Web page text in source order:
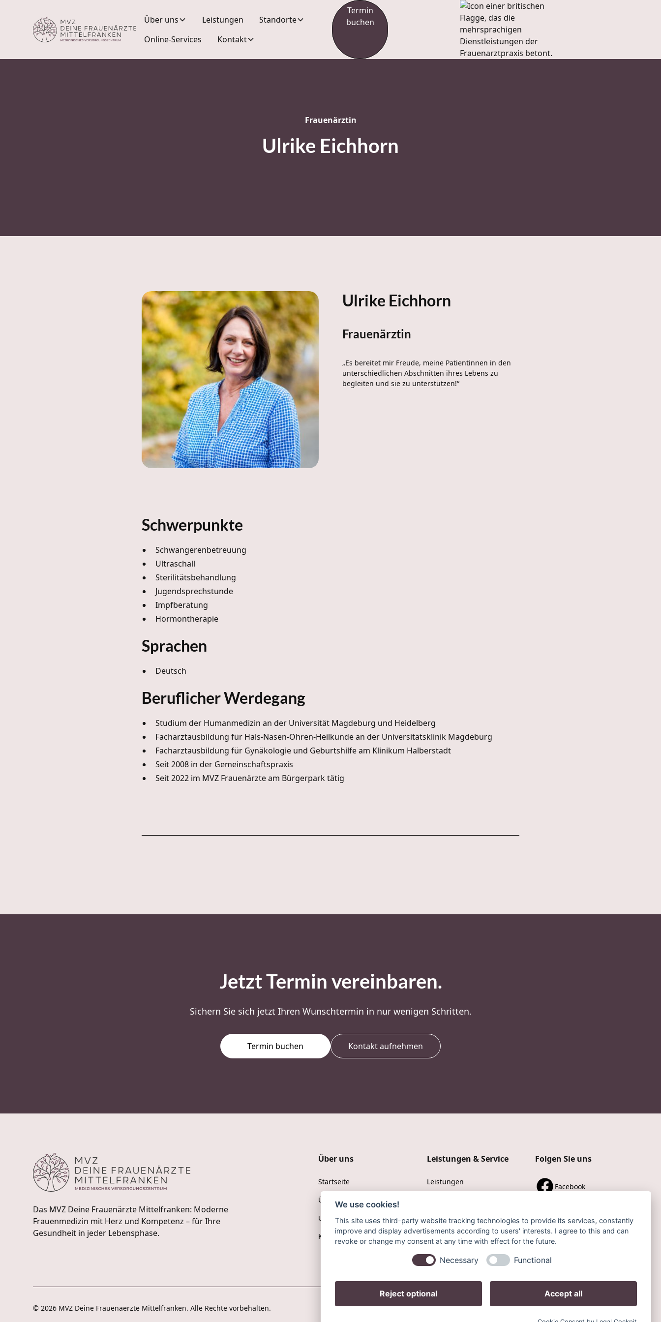
Über uns Leistungen
Standorte
Online-Services
Kontakt
Termin
buchen
Frauenärztin
Ulrike Eichhorn
Ulrike Eichhorn
Frauenärztin
„Es bereitet mir Freude, meine Patientinnen in den
unterschiedlichen Abschnitten ihres Lebens zu
begleiten und sie zu unterstützen!“
Schwerpunkte
Schwangerenbetreuung
Ultraschall
Sterilitätsbehandlung
Jugendsprechstunde
Impfberatung
Hormontherapie
Sprachen
Deutsch
Beruflicher Werdegang
Studium der Humanmedizin an der Universität Magdeburg und Heidelberg
Facharztausbildung für Hals-Nasen-Ohren-Heilkunde an der Universitätsklinik Magdeburg
Facharztausbildung für Gynäkologie und Geburtshilfe am Klinikum Halberstadt
Seit 2008 in der Gemeinschaftspraxis
Seit 2022 im MVZ Frauenärzte am Bürgerpark tätig
Jetzt Termin vereinbaren.
Sichern Sie sich jetzt Ihren Wunschtermin in nur wenigen Schritten.
Termin buchen Kontakt aufnehmen
Das MVZ Deine Frauenärzte Mittelfranken: Moderne
Frauenmedizin mit Herz und Kompetenz – für Ihre
Gesundheit in jeder Lebensphase.
Über uns
Startseite
Über uns
Unser Team
Karriere
Leistungen & Service
Leistungen
Kontakt
Termin buchen
Folgen Sie uns
Facebook
Jameda
© 2026 MVZ Deine Frauenaerzte Mittelfranken. Alle Rechte vorbehalten. DatenschutzImpressumCookies
We use cookies!
This site uses third-party website tracking technologies to provide its services, constantly
improve and display advertisements according to users' interests. I agree to this and can
revoke or change my consent at any time with effect for the future.
Necessary Functional
Reject optional Accept all